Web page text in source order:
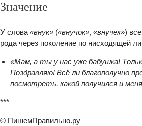
Значение
У слова«внук» («внучок», «внучек»)
рода через поколение по нисходящей
«Мам, а ты у нас уже бабушка!
Поздравляю! Всё ли благополучно
посмотреть, какой получился и
***
© ПишемПравильно.ру